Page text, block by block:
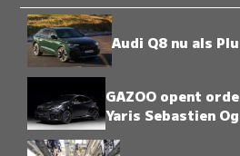
Audi Q8 nu als
GAZOO opent
Yaris Sebastien